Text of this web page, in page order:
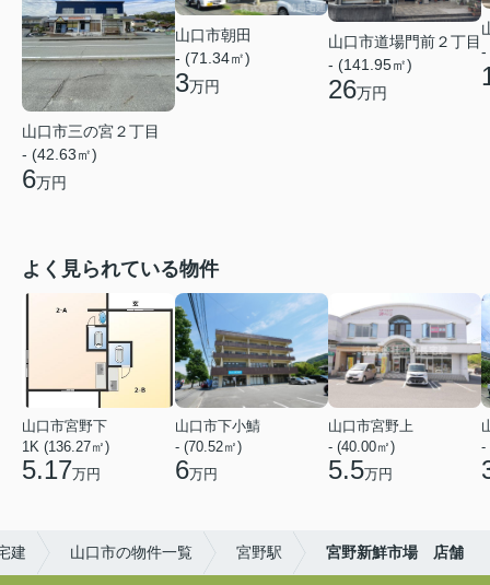
山口市三の宮２丁目
- (42.63㎡)
6万円
山口市朝田
- (71.34㎡)
3万円
山口市道場門前２丁目
- (141.95㎡)
26万円
-
よく見られている物件
山口市宮野下
1K (136.27㎡)
5.17万円
山口市下小鯖
- (70.52㎡)
6万円
山口市宮野上
- (40.00㎡)
5.5万円
-
建 山口市の物件一覧 宮野駅 宮野新鮮市場 店舗